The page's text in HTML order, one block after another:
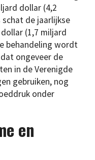
dollar (4,2
de jaarlijkse
(1,7 miljard
behandeling wordt
ongeveer de
in de Verenigde
gebruiken, nog
onder
en